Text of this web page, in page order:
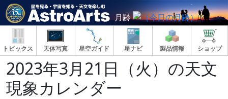
月齢
トピックス 天体写真 星空ガイド 星ナビ 製品情報 ショップ
2023年3月21日（火）の天文
現象カレンダー